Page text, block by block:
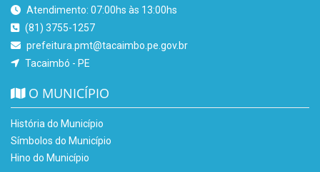
Atendimento: 07:00hs às 13:00hs
(81) 3755-1257
prefeitura.pmt@tacaimbo.pe.gov.br
Tacaimbó - PE
O MUNICÍPIO
História do Município
Símbolos do Município
Hino do Município